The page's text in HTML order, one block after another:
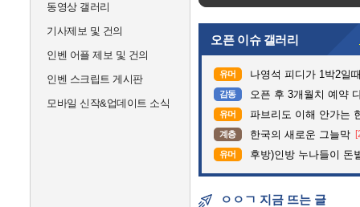
동영상 갤러리
기사제보 및 건의
인벤 어플 제보 및 건의
인벤 스크립트 게시판
모바일 신작&업데이트 소식
오픈 이슈 갤러리
유머 나영석 피디가 1박2일
감동 오픈 후 3개월치 예약
유머 파브리도 이해 안가는
계층 한국의 새로운 그늘막
유머 후방)인방 누나들이 돈벌때
ㅇㅇㄱ 지금 뜨는 글